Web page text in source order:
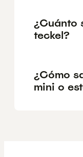
¿Cuánto
teckel?
¿Cómo
mini o